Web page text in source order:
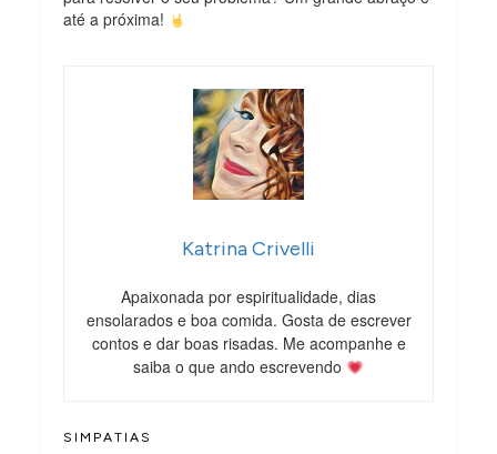
até a próxima!
Katrina Crivelli
Apaixonada por espiritualidade, dias
ensolarados e boa comida. Gosta de escrever
contos e dar boas risadas. Me acompanhe e
saiba o que ando escrevendo
SIMPATIAS